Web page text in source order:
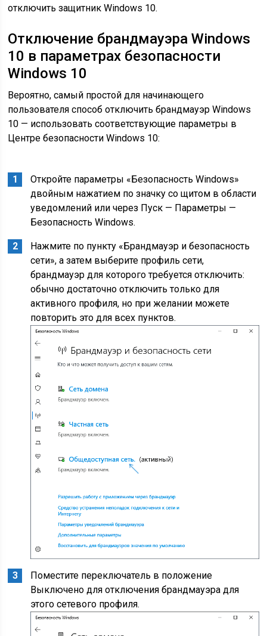
отключить защитник Windows 10.
Отключение брандмауэра Windows
10 в параметрах безопасности
Windows 10
Вероятно, самый простой для начинающего
пользователя способ отключить брандмауэр Windows
10 — использовать соответствующие параметры в
Центре безопасности Windows 10:
Откройте параметры «Безопасность Windows»
двойным нажатием по значку со щитом в области
уведомлений или через Пуск — Параметры —
Безопасность Windows.
Нажмите по пункту «Брандмауэр и безопасность
сети», а затем выберите профиль сети,
брандмауэр для которого требуется отключить:
обычно достаточно отключить только для
активного профиля, но при желании можете
повторить это для всех пунктов.
Поместите переключатель в положение
Выключено для отключения брандмауэра для
этого сетевого профиля.